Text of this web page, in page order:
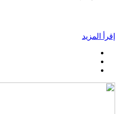
إقرأ المزيد